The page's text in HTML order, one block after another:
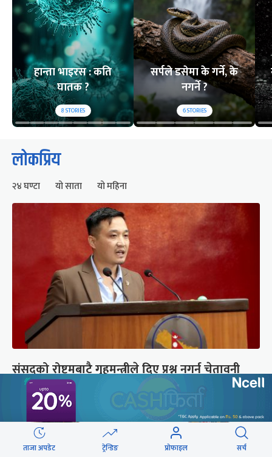
हान्ता भाइरस : कति
घातक ?
8STORIES
सर्पले डसेमा के गर्ने, के
नगर्ने ?
6STORIES
लोकप्रिय
२४ घण्टा यो साता यो महिना
संसद्को रोष्ट्रमबाटै गृहमन्त्रीले दिए प्रश्न नगर्न चेतावनी
ताजा अपडेट ट्रेन्डिङ प्रोफाइल सर्च